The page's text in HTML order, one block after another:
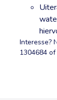
Interesse?
1304684 of